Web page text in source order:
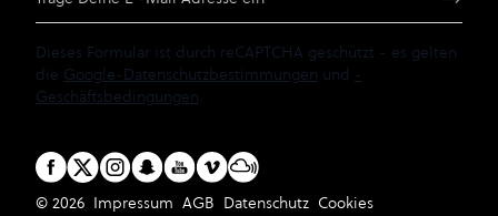
Dieses Formular ist durch reCAPTCHA geschützt - es gelten
die Google-Datenschutzbestimmungen und -
Geschäftsbedingungen.
© 2026 Impressum AGB Datenschutz Cookies